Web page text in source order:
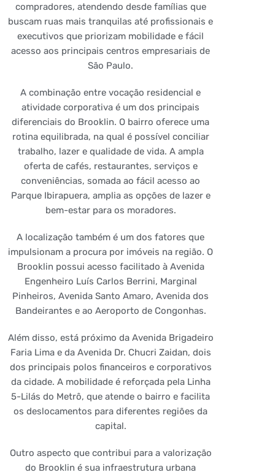
compradores, atendendo desde famílias que
buscam ruas mais tranquilas até profissionais e
executivos que priorizam mobilidade e fácil
acesso aos principais centros empresariais de
São Paulo.
A combinação entre vocação residencial e
atividade corporativa é um dos principais
diferenciais do Brooklin. O bairro oferece uma
rotina equilibrada, na qual é possível conciliar
trabalho, lazer e qualidade de vida. A ampla
oferta de cafés, restaurantes, serviços e
conveniências, somada ao fácil acesso ao
Parque Ibirapuera, amplia as opções de lazer e
bem-estar para os moradores.
A localização também é um dos fatores que
impulsionam a procura por imóveis na região. O
Brooklin possui acesso facilitado à Avenida
Engenheiro Luís Carlos Berrini, Marginal
Pinheiros, Avenida Santo Amaro, Avenida dos
Bandeirantes e ao Aeroporto de Congonhas.
Além disso, está próximo da Avenida Brigadeiro
Faria Lima e da Avenida Dr. Chucri Zaidan, dois
dos principais polos financeiros e corporativos
da cidade. A mobilidade é reforçada pela Linha
5-Lilás do Metrô, que atende o bairro e facilita
os deslocamentos para diferentes regiões da
capital.
Outro aspecto que contribui para a valorização
do Brooklin é sua infraestrutura urbana